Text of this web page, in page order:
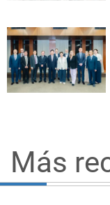
Más